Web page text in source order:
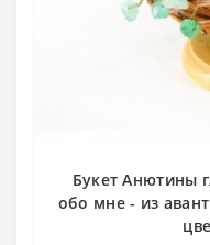
Букет Анютины
обо мне - из